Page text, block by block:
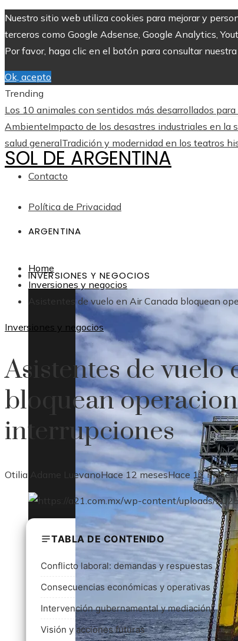
Nuestro sitio web utiliza cookies para mejorar y
terceros como Google Adsense, Google Analytics,
Por favor, haga clic en el botón para consultar
Ok, acepto
Trending
Los 10 animales con sentidos más desarrollados
AmbienteImpacto de los desastres industriales en
salud generalTradición y modernidad en los teatros
Contacto
Política de Privacidad
SOL DE ARGENTINA
ARGENTINA
INVERSIONES Y NEGOCIOS
Home
Inversiones y negocios
Asistentes de vuelo en Air Canada bloquean
Inversiones y negocios
Asistentes de vuelo
bloquean
interrupciones
Otilia Adame LuevanoHace 12 mesesHace 12 meses
TABLA DE CONTENIDO
Conflicto laboral: demandas y respuestas
Consecuencias económicas y operativas
Intervención gubernamental y mediación
Visión y acciones futuras